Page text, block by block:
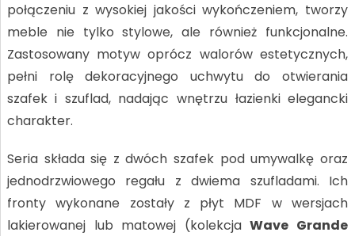
połączeniu z wysokiej jakości wykończeniem, tworzy
meble nie tylko stylowe, ale również funkcjonalne.
Zastosowany motyw oprócz walorów estetycznych,
pełni rolę dekoracyjnego uchwytu do otwierania
szafek i szuflad, nadając wnętrzu łazienki elegancki
charakter.
Seria składa się z dwóch szafek pod umywalkę oraz
jednodrzwiowego regału z dwiema szufladami. Ich
fronty wykonane zostały z płyt MDF w wersjach
lakierowanej lub matowej (kolekcjaWave Grande